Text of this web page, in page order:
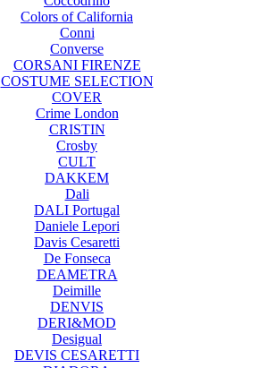
Colors of California
Conni
Converse
CORSANI FIRENZE
COSTUME SELECTION
COVER
Crime London
CRISTIN
Crosby
CULT
DAKKEM
Dali
DALI Portugal
Daniele Lepori
Davis Cesaretti
De Fonseca
DEAMETRA
Deimille
DENVIS
DERI&MOD
Desigual
DEVIS CESARETTI